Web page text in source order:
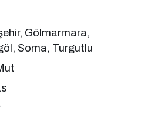
Gölmarmara,
Soma, Turgutlu